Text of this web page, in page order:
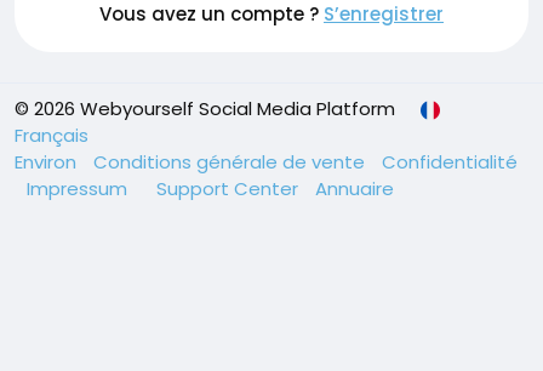
Vous avez un compte ? S’enregistrer
© 2026 Webyourself Social Media Platform
Français
Environ
Conditions générale de vente
Confidentialité
Impressum
Support Center Annuaire